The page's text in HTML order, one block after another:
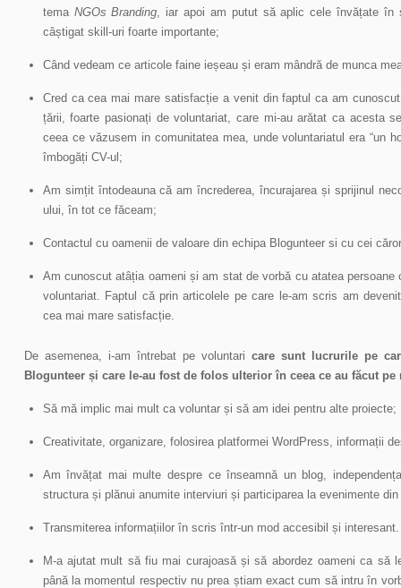
tema NGOs Branding , iar apoi am putut să aplic cele învățate în
câștigat skill-uri foarte importante;
Când vedeam ce articole faine ieșeau și eram mândră de munca
Cred ca cea mai mare satisfacție a venit din faptul ca am
țării, foarte pasionați de voluntariat, care mi-au arătat ca acesta
ceea ce văzusem in comunitatea mea, unde voluntariatul era “un
îmbogăți CV-ul;
Am simțit întodeauna că am încrederea, încurajarea și sprijinul
ului, în tot ce făceam;
Contactul cu oamenii de valoare din echipa Blogunteer si cu cei
Am cunoscut atâția oameni și am stat de vorbă cu atatea
voluntariat. Faptul că prin articolele pe care le-am scris am
cea mai mare satisfacție.
De asemenea, i-am întrebat pe voluntari care sunt lucrurile pe
Blogunteer și care le-au fost de folos ulterior în ceea ce au făcut pe
Să mă implic mai mult ca voluntar și să am idei pentru alte proiecte;
Creativitate, organizare, folosirea platformei WordPress, informații
Am învățat mai multe despre ce înseamnă un blog,
structura și plănui anumite interviuri și participarea la evenimente din
Transmiterea informațiilor în scris într-un mod accesibil și interesant.
M-a ajutat mult să fiu mai curajoasă și să abordez oameni ca să
până la momentul respectiv nu prea știam exact cum să intru în